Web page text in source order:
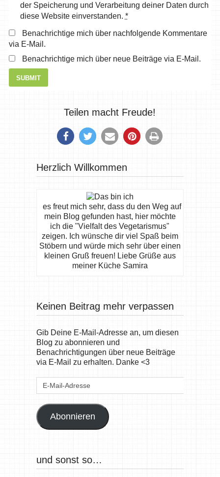
der Speicherung und Verarbeitung deiner Daten durch
diese Website einverstanden. *
Benachrichtige mich über nachfolgende Kommentare
via E-Mail.
Benachrichtige mich über neue Beiträge via E-Mail.
Teilen macht Freude!
Herzlich Willkommen
es freut mich sehr, dass du den Weg auf
mein Blog gefunden hast, hier möchte
ich die "Vielfalt des Vegetarismus"
zeigen. Ich wünsche dir viel Spaß beim
Stöbern und würde mich sehr über einen
kleinen Gruß freuen! Liebe Grüße aus
meiner Küche Samira
Keinen Beitrag mehr verpassen
Gib Deine E-Mail-Adresse an, um diesen
Blog zu abonnieren und
Benachrichtigungen über neue Beiträge
via E-Mail zu erhalten. Danke <3
E-
Abonnieren
und sonst so…